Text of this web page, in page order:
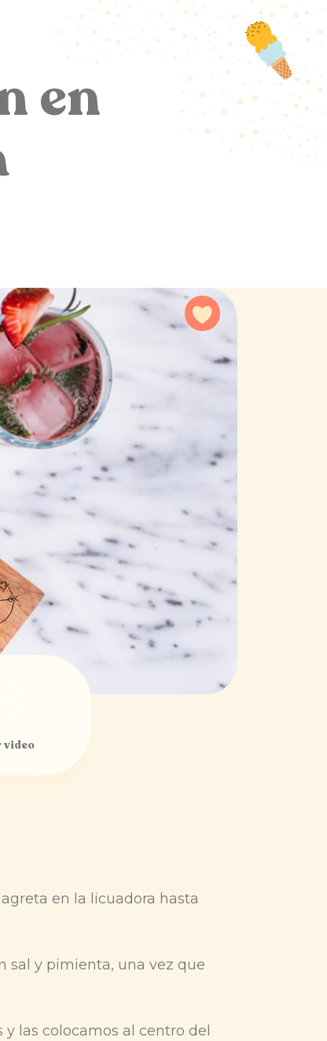
en
Agregar a favoritos
video
en la licuadora hasta
sal y pimienta, una vez que
las colocamos al centro del